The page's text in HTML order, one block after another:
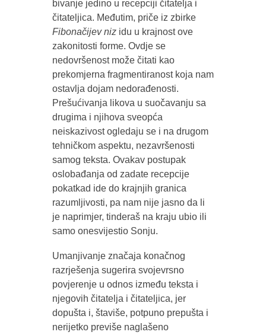
bivanje jedino u recepciji čitatelja i
čitateljica. Međutim, priče iz zbirke
Fibonačijev nizidu u krajnost ove
zakonitosti forme. Ovdje se
nedovršenost može čitati kao
prekomjerna fragmentiranost koja nam
ostavlja dojam nedorađenosti.
Prešućivanja likova u suočavanju sa
drugima i njihova sveopća
neiskazivost ogledaju se i na drugom
tehničkom aspektu, nezavršenosti
samog teksta. Ovakav postupak
oslobađanja od zadate recepcije
pokatkad ide do krajnjih granica
razumljivosti, pa nam nije jasno da li
je naprimjer, tinderaš na kraju ubio ili
samo onesvijestio Sonju.
Umanjivanje značaja konačnog
razrješenja sugerira svojevrsno
povjerenje u odnos između teksta i
njegovih čitatelja i čitateljica, jer
dopušta i, štaviše, potpuno prepušta i
nerijetko previše naglašeno